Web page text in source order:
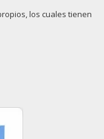
los cuales tienen